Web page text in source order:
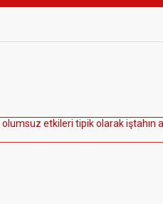
o umsuz etki eri tipiko arakiştahın a